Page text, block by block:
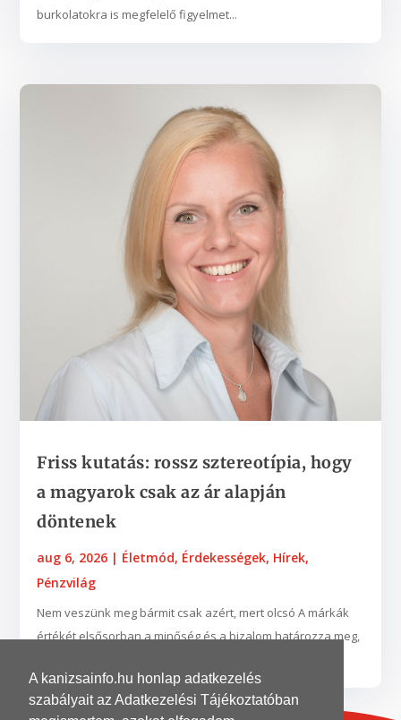
A kanizsainfo.hu honlap adatkezelés
szabályait az Adatkezelési Tájékoztatóban
burkolatokra is megfelelő figyelmet...
Friss kutatás: rossz sztereotípia, hogy
a magyarok csak az ár alapján
döntenek
aug 6, 2026 | Életmód, Érdekességek, Hírek,
Pénzvilág
Nem veszünk meg bármit csak azért, mert olcsó A márkák
értékét elsősorban a minőség és a bizalom határozza meg,